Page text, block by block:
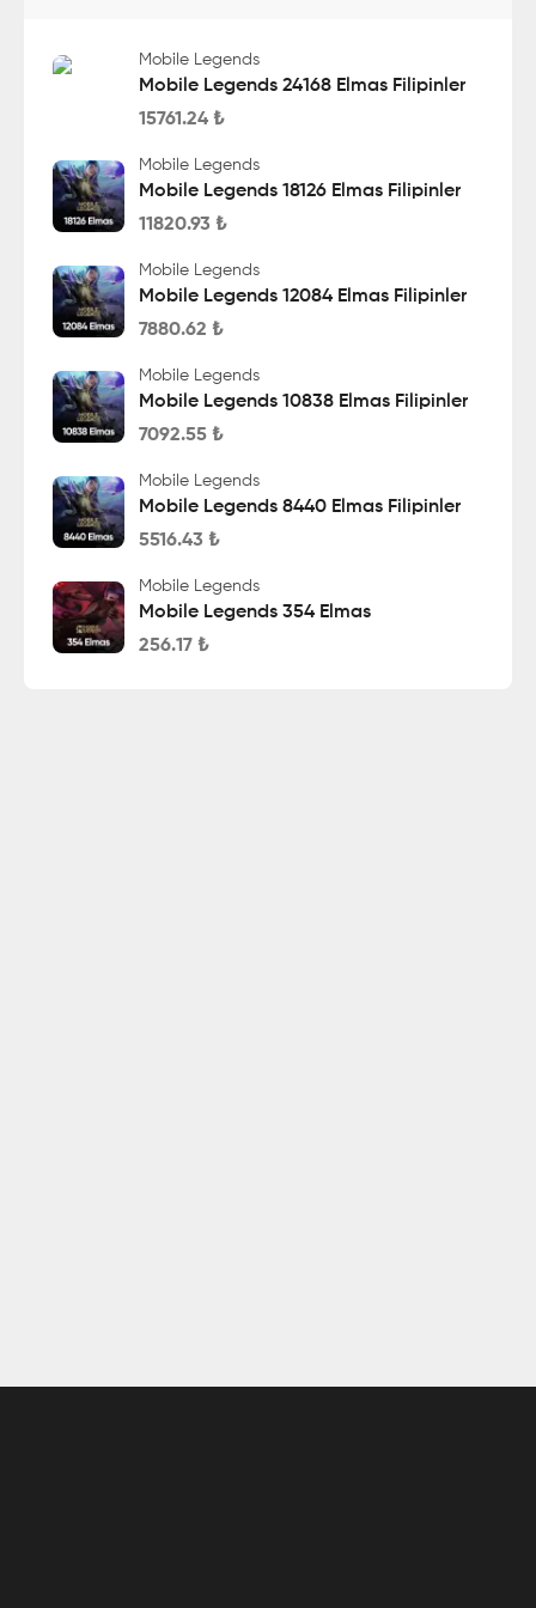
Mobile Legends
Mobile Legends 24168 Elmas Filipinler
15761.24 ₺
Mobile Legends
Mobile Legends 18126 Elmas Filipinler
11820.93 ₺
Mobile Legends
Mobile Legends 12084 Elmas Filipinler
7880.62 ₺
Mobile Legends
Mobile Legends 10838 Elmas Filipinler
7092.55 ₺
Mobile Legends
Mobile Legends 8440 Elmas Filipinler
5516.43 ₺
Mobile Legends
Mobile Legends 354 Elmas
256.17 ₺